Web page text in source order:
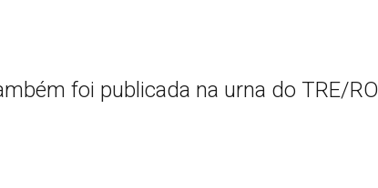
foi publicada na urna do TRE/RO